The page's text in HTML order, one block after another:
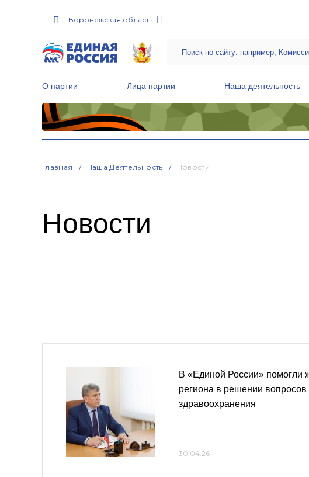
Воронежская область
О партии Лица партии Наша деятельность
Главная Наша Деятельность Новости
Новости
В «Единой России» помогли
региона в решении вопросов
здравоохранения
30.04.26